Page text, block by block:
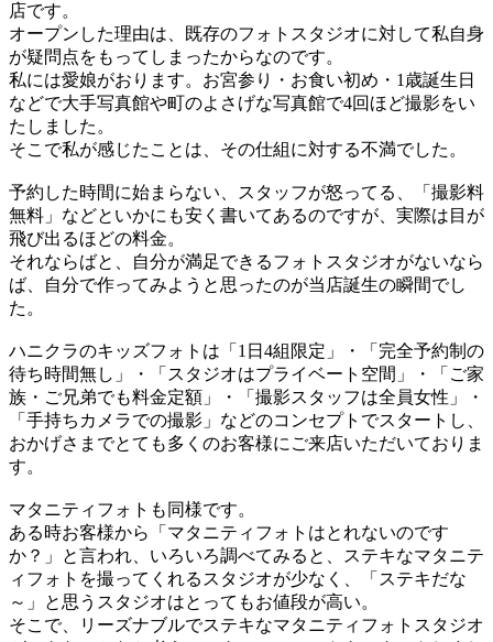
店です。
オープンした理由は、既存のフォトスタジオに対して私自身
が疑問点をもってしまったからなのです。
私には愛娘がおります。お宮参り・お食い初め・1歳誕生日
などで大手写真館や町のよさげな写真館で4回ほど撮影をい
たしました。
そこで私が感じたことは、その仕組に対する不満でした。
予約した時間に始まらない、スタッフが怒ってる、「撮影料
無料」などといかにも安く書いてあるのですが、実際は目が
飛び出るほどの料金。
それならばと、自分が満足できるフォトスタジオがないなら
ば、自分で作ってみようと思ったのが当店誕生の瞬間でし
た。
ハニクラのキッズフォトは「1日4組限定」・「完全予約制の
待ち時間無し」・「スタジオはプライベート空間」・「ご家
族・ご兄弟でも料金定額」・「撮影スタッフは全員女性」・
「手持ちカメラでの撮影」などのコンセプトでスタートし、
おかげさまでとても多くのお客様にご来店いただいておりま
す。
マタニティフォトも同様です。
ある時お客様から「マタニティフォトはとれないのです
か？」と言われ、いろいろ調べてみると、ステキなマタニテ
ィフォトを撮ってくれるスタジオが少なく、「ステキだな
～」と思うスタジオはとってもお値段が高い。
そこで、リーズナブルでステキなマタニティフォトスタジオ